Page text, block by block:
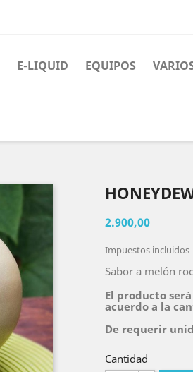
E-LIQUID EQUIPOS
2.900,00
Impuestos incluidos
Sabor a melón
El producto
acuerdo a la
De requerir
Cantidad